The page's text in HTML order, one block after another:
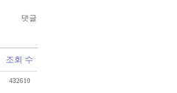
댓글
조회 수
432610